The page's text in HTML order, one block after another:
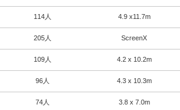
114人 4.9 x11.7m
205人 ScreenX
109人 4.2 x 10.2m
96人 4.3 x 10.3m
74人 3.8 x 7.0m